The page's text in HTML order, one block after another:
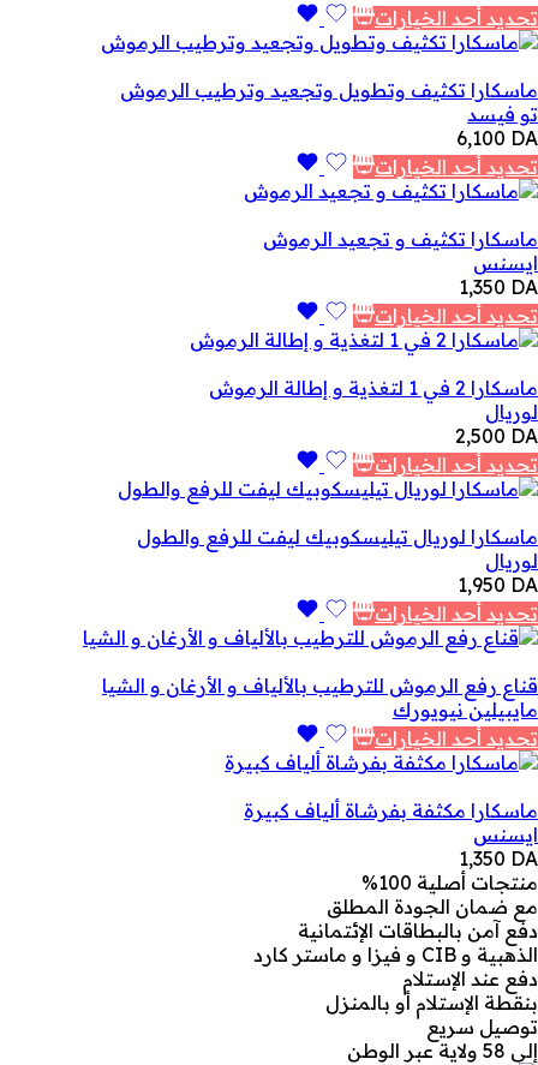
تحديد أحد الخيارات
ماسكارا تكثيف وتطويل وتجعيد وترطيب الرموش
تو فيسد
6,100 DA
تحديد أحد الخيارات
ماسكارا تكثيف و تجعيد الرموش
ايسنس
1,350 DA
تحديد أحد الخيارات
ماسكارا 2 في 1 لتغذية و إطالة الرموش
لوريال
2,500 DA
تحديد أحد الخيارات
ماسكارا لوريال تيليسكوبيك ليفت للرفع والطول
لوريال
1,950 DA
تحديد أحد الخيارات
قناع رفع الرموش للترطيب بالألياف و الأرغان و الشيا
مايبيلين نيويورك
تحديد أحد الخيارات
ماسكارا مكثفة بفرشاة ألياف كبيرة
ايسنس
1,350 DA
منتجات أصلية 100%
مع ضمان الجودة المطلق
دفع آمن بالبطاقات الإئتمانية
الذهبية و CIB و فيزا و ماستر كارد
دفع عند الإستلام
بنقطة الإستلام أو بالمنزل
توصيل سريع
إلى 58 ولاية عبر الوطن